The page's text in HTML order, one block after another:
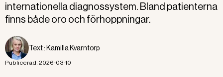
internationella diagnossystem. Bland patienterna
finns både oro och förhoppningar.
Text : Kamilla Kvarntorp
Publicerad: 2026-03-10